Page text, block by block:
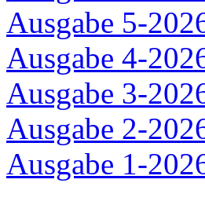
Ausgabe 5-
Ausgabe 4-
Ausgabe 3-
Ausgabe 2-
Ausgabe 1-